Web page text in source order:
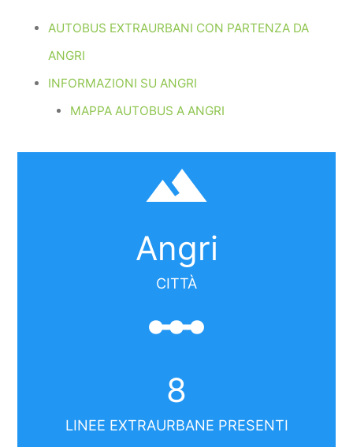
AUTOBUS EXTRAURBANI CON PARTENZA DA
ANGRI
INFORMAZIONI SU ANGRI
MAPPA AUTOBUS A ANGRI
filter_hdr
Angri
CITTÀ
linear_scale
8
LINEE EXTRAURBANE PRESENTI